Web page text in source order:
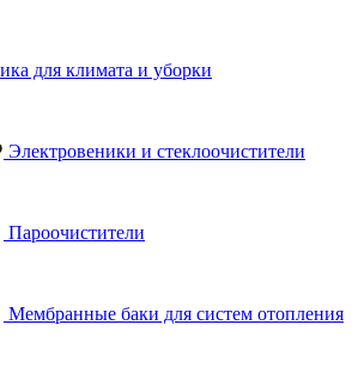
для климата и уборки
Электровеники и стеклоочистители
Пароочистители
Мембранные баки для систем отопления